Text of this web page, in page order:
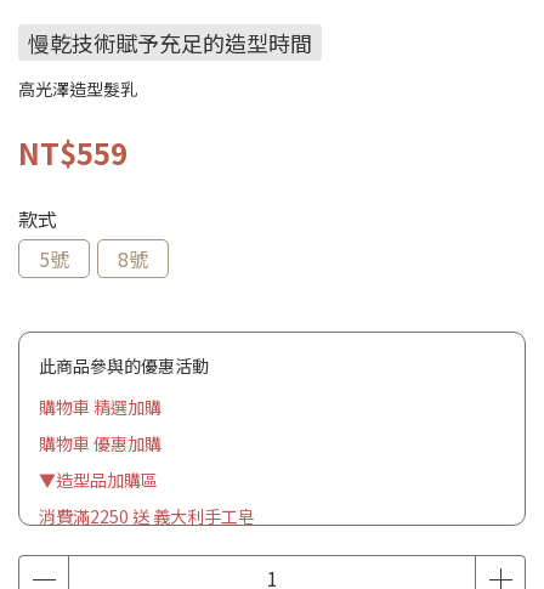
慢乾技術賦予充足的造型時間
高光澤造型髮乳
NT$559
款式
5號
8號
此商品參與的優惠活動
購物車 精選加購
購物車 優惠加購
▼造型品加購區
消費滿2250 送 義大利手工皂